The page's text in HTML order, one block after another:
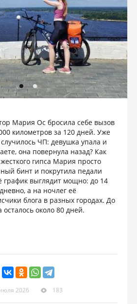
Мария Ос бросила себе вызов
километров за 120 дней. Уже
ЧП: девушка упала и
она повернула назад? Как
гипса Мария просто
бинт и покрутила педали
график выглядит мощно: до 14
а на ночлег её
блога в разных городах. До
около 80 дней.
2026 183